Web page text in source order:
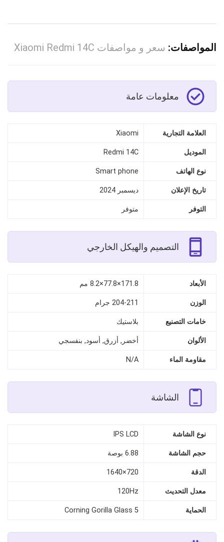
المواصفات: سعر و مواصفات Xiaomi Redmi 14C
معلومات عامة
العلامة التجارية Xiaomi
الموديل Redmi 14C
نوع الهاتف Smart phone
تاريخ الإعلان ديسمبر 2024
التوفر متوفر
التصميم والهيكل الخارجي
الأبعاد 171.8×77.8×8.2 مم
الوزن 204-211 جرام
خامات التصنيع بلاستيك
الألوان أخضر, أزرق, أسود, بنفسجي
مقاومة الماء N/A
الشاشة
نوع الشاشة IPS LCD
حجم الشاشة 6.88 بوصة
الدقة 720×1640
معدل التحديث 120Hz
الحماية Corning Gorilla Glass 5